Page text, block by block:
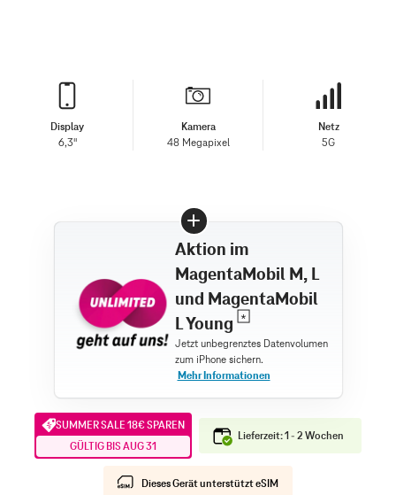
Display
6,3"
Kamera
48 Megapixel
Netz
5G
Aktion im
MagentaMobil M, L
und MagentaMobil
L Young
SUMMER SALE 18€ SPAREN
GÜLTIG BIS AUG 31
Lieferzeit: 1 - 2 Wochen
Dieses Gerät unterstützt eSIM